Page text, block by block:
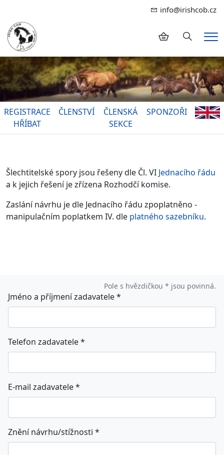
info@irishcob.cz
Hledání
REGISTRACE
HŘÍBAT
ČLENSTVÍ
ČLENSKÁ
SEKCE
SPONZOŘI
Šlechtitelské spory jsou řešeny dle Čl. VI Jednacího řádu
a k jejich řešení je zřízena Rozhodčí komise.
Zaslání návrhu je dle Jednacího řádu zpoplatněno -
manipulačním poplatkem IV. dle platného sazebníku.
Pole s hvězdičkou * jsou povinná.
Jméno a příjmení zadavatele*
Telefon zadavatele*
E-mail zadavatele*
Znění návrhu/stížnosti *